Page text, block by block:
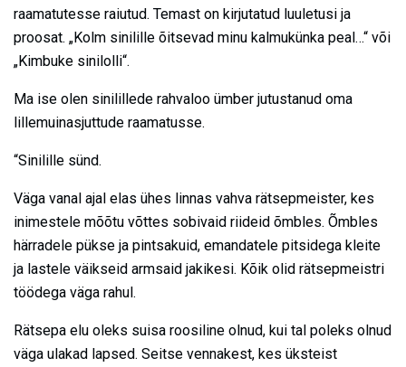
raamatutesse raiutud. Temast on kirjutatud luuletusi ja
proosat. „Kolm sinilille õitsevad minu kalmukünka peal…“ või
„Kimbuke sinilolli“.
Ma ise olen sinilillede rahvaloo ümber jutustanud oma
lillemuinasjuttude raamatusse.
“Sinilille sünd.
Väga vanal ajal elas ühes linnas vahva rätsepmeister, kes
inimestele mõõtu võttes sobivaid riideid õmbles. Õmbles
härradele pükse ja pintsakuid, emandatele pitsidega kleite
ja lastele väikseid armsaid jakikesi. Kõik olid rätsepmeistri
töödega väga rahul.
Rätsepa elu oleks suisa roosiline olnud, kui tal poleks olnud
väga ulakad lapsed. Seitse vennakest, kes üksteist